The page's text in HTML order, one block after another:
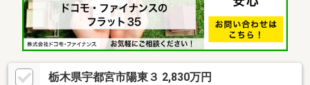
の所在を確認することで、 陽当たりや、建物を建てる際のイメ
ージがつきやすくなります。 現地確認ご希望の方はお気軽にお
問合せください。
栃木県宇都宮市陽東３ 2,830万円